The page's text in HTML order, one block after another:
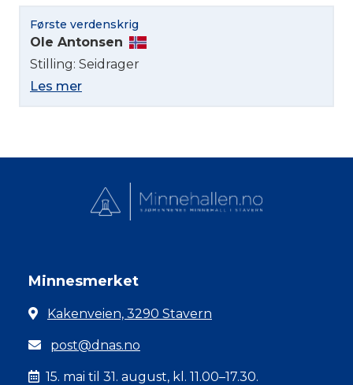
Første verdenskrig
Ole Antonsen
Stilling: Seidrager
Les mer
Minnesmerket
Kakenveien, 3290 Stavern
post@dnas.no
15. mai til 31. august, kl. 11.00–17.30.